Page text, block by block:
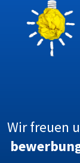
Wir freuen